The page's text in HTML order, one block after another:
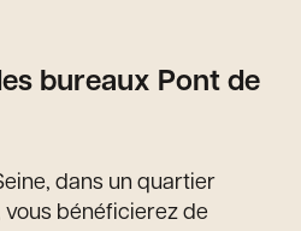
bureaux Pont de
dans un quartier
bénéficierez de